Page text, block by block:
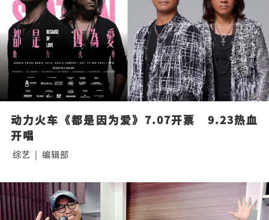
动力火车《都是因为爱》7.07开票　9.23热血
开唱
综艺 | 编辑部